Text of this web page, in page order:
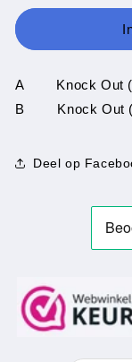
John
-
Out
-
A Knock Out
B Knock Out
Deel op